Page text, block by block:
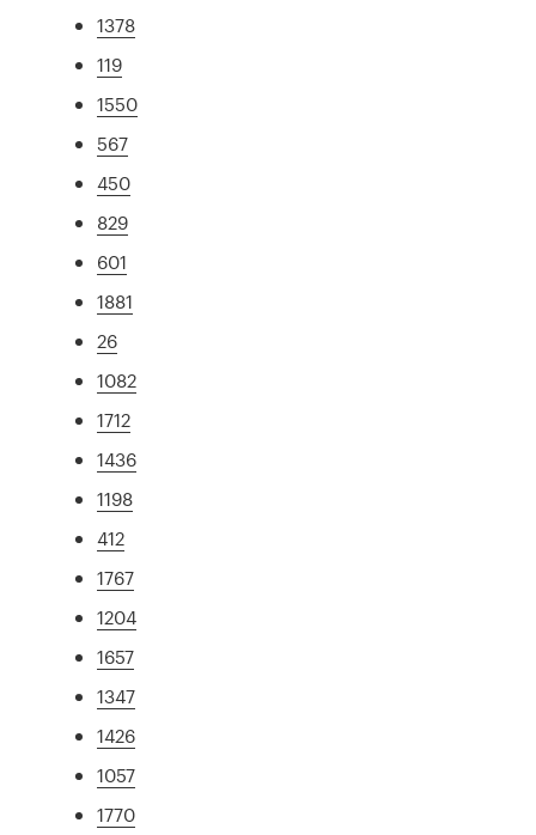
1378
119
1550
567
450
829
601
1881
26
1082
1712
1436
1198
412
1767
1204
1657
1347
1426
1057
1770